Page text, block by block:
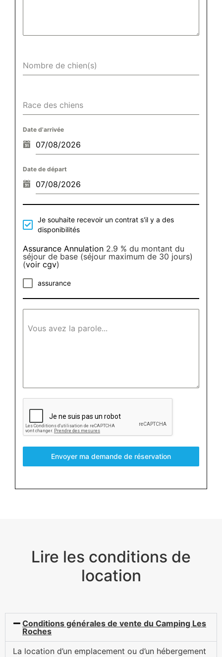
Nombre de chien(s)
Race des chiens
Date d'arrivée
Date de départ
Je souhaite recevoir un contrat s'il y a des
disponibilités
Assurance Annulation 2.9 % du montant du
séjour de base (séjour maximum de 30 jours)
(voir cgv)
assurance
Vous avez la parole...
Envoyer ma demande de réservation
Lire les conditions de
location
Conditions générales de vente du Camping Les
Roches
La location d’un emplacement ou d’un hébergement